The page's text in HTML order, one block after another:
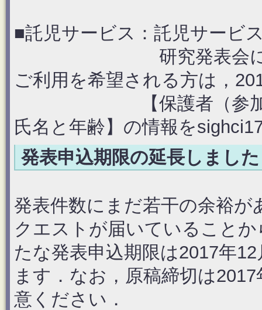
■託児サービス：託児サービ
研究発表会に参加さ
ご利用を希望される方は，
【保護者（参加者）
氏名と年齢】の情報を
発表申込期限の延長しまし
発表件数にまだ若干の余裕
クエストが届いていること
たな発表申込期限は2017年
ます．なお，原稿締切は
意ください．